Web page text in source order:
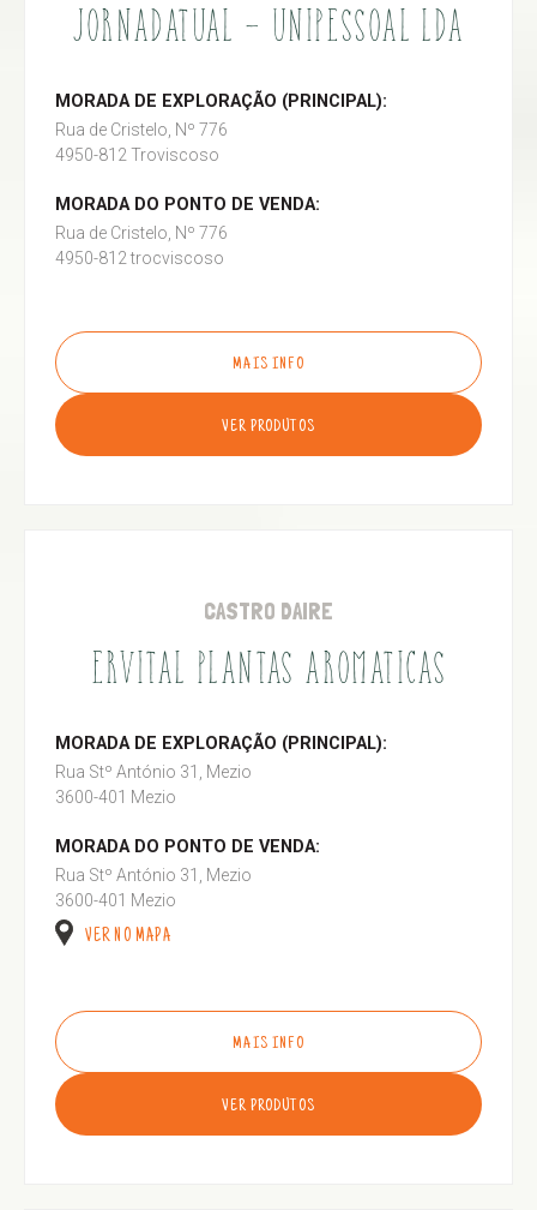
JORNADATUAL - UNIPESSOAL LDA
MORADA DE EXPLORAÇÃO (PRINCIPAL):
Rua de Cristelo, Nº 776
4950-812 Troviscoso
MORADA DO PONTO DE VENDA:
Rua de Cristelo, Nº 776
4950-812 trocviscoso
MAIS INFO
VER PRODUTOS
CASTRO DAIRE
ERVITAL PLANTAS AROMATICAS
MORADA DE EXPLORAÇÃO (PRINCIPAL):
Rua Stº António 31, Mezio
3600-401 Mezio
MORADA DO PONTO DE VENDA:
Rua Stº António 31, Mezio
3600-401 Mezio
VER NO MAPA
MAIS INFO
VER PRODUTOS